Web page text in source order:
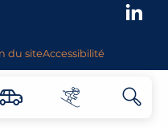
du siteAccessibilité